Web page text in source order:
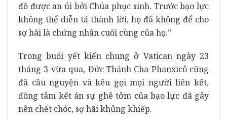
đồ được an ủi bởi Chúa phục sinh. Trước bạo lực
không thể diễn tả thành lời, họ đã không để cho
sợ hãi là chứng nhân cuối cùng của họ.”
Trong buổi yết kiến chung ở Vatican ngày 23
tháng 3 vừa qua, Đức Thánh Cha Phanxicô cũng
đã cầu nguyện và kêu gọi mọi người liên kết,
đồng tâm kết án sự ghê tởm của bạo lực đã gây
nên chết chóc, sợ hãi khủng khiếp.